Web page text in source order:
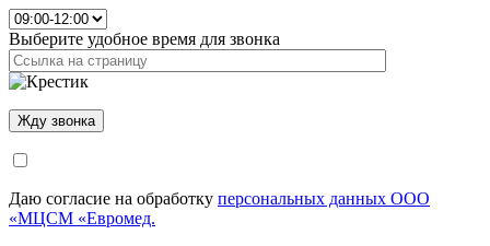
Выберите удобное время для звонка
Даю согласие на обработку персональных данных ООО
«МЦСМ «Евромед.